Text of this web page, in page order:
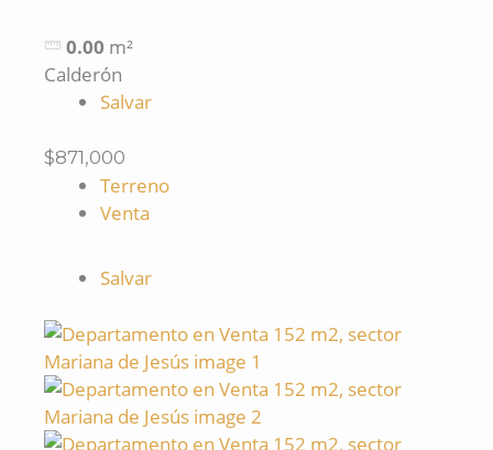
0.00 m²
Calderón
Salvar
$871,000
Terreno
Venta
Salvar